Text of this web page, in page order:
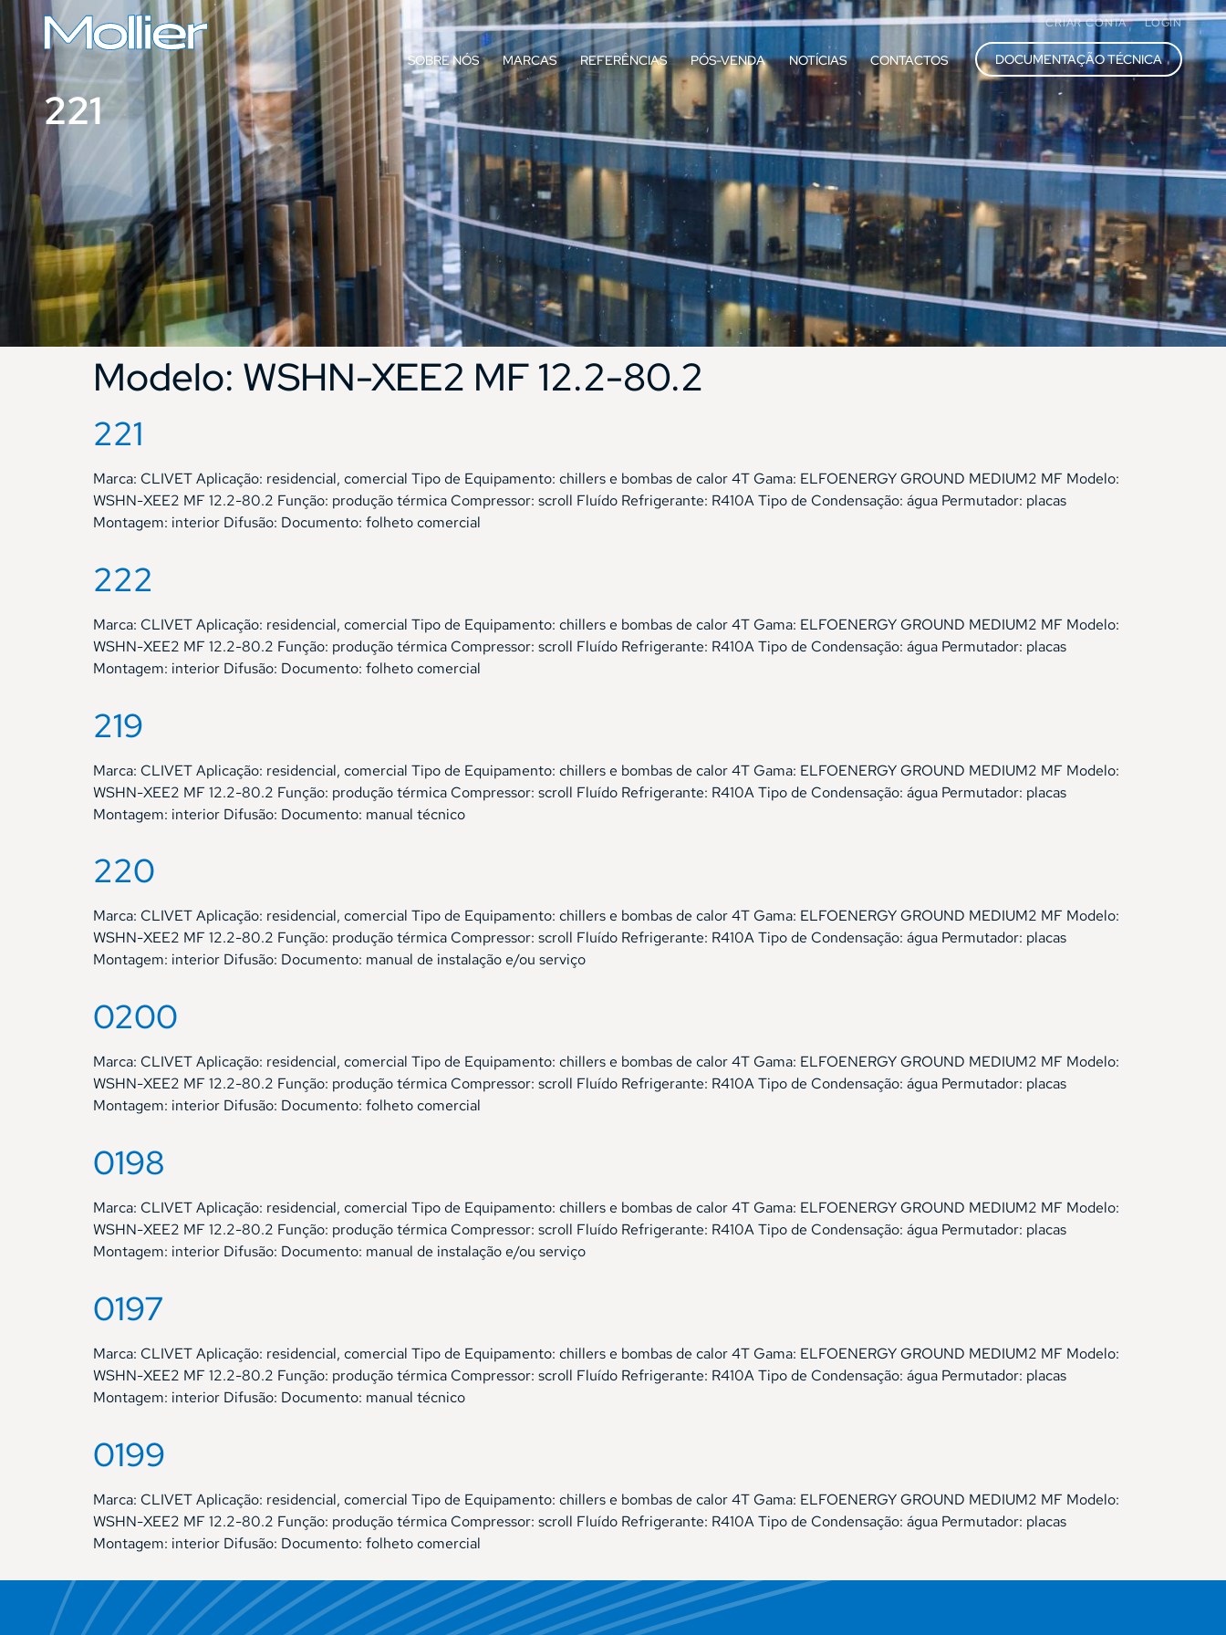
CRIAR CONTA LOGIN
SOBRE NÓS MARCAS REFERÊNCIAS PÓS-VENDA NOTÍCIAS CONTACTOS DOCUMENTAÇÃO TÉCNICA
221
Modelo: WSHN-XEE2 MF 12.2-80.2
221
Marca: CLIVET Aplicação: residencial, comercial Tipo de Equipamento: chillers e bombas de calor 4T Gama: ELFOENERGY GROUND MEDIUM2 MF Modelo:
WSHN-XEE2 MF 12.2-80.2 Função: produção térmica Compressor: scroll Fluído Refrigerante: R410A Tipo de Condensação: água Permutador: placas
Montagem: interior Difusão: Documento: folheto comercial
222
Marca: CLIVET Aplicação: residencial, comercial Tipo de Equipamento: chillers e bombas de calor 4T Gama: ELFOENERGY GROUND MEDIUM2 MF Modelo:
WSHN-XEE2 MF 12.2-80.2 Função: produção térmica Compressor: scroll Fluído Refrigerante: R410A Tipo de Condensação: água Permutador: placas
Montagem: interior Difusão: Documento: folheto comercial
219
Marca: CLIVET Aplicação: residencial, comercial Tipo de Equipamento: chillers e bombas de calor 4T Gama: ELFOENERGY GROUND MEDIUM2 MF Modelo:
WSHN-XEE2 MF 12.2-80.2 Função: produção térmica Compressor: scroll Fluído Refrigerante: R410A Tipo de Condensação: água Permutador: placas
Montagem: interior Difusão: Documento: manual técnico
220
Marca: CLIVET Aplicação: residencial, comercial Tipo de Equipamento: chillers e bombas de calor 4T Gama: ELFOENERGY GROUND MEDIUM2 MF Modelo:
WSHN-XEE2 MF 12.2-80.2 Função: produção térmica Compressor: scroll Fluído Refrigerante: R410A Tipo de Condensação: água Permutador: placas
Montagem: interior Difusão: Documento: manual de instalação e/ou serviço
0200
Marca: CLIVET Aplicação: residencial, comercial Tipo de Equipamento: chillers e bombas de calor 4T Gama: ELFOENERGY GROUND MEDIUM2 MF Modelo:
WSHN-XEE2 MF 12.2-80.2 Função: produção térmica Compressor: scroll Fluído Refrigerante: R410A Tipo de Condensação: água Permutador: placas
Montagem: interior Difusão: Documento: folheto comercial
0198
Marca: CLIVET Aplicação: residencial, comercial Tipo de Equipamento: chillers e bombas de calor 4T Gama: ELFOENERGY GROUND MEDIUM2 MF Modelo:
WSHN-XEE2 MF 12.2-80.2 Função: produção térmica Compressor: scroll Fluído Refrigerante: R410A Tipo de Condensação: água Permutador: placas
Montagem: interior Difusão: Documento: manual de instalação e/ou serviço
0197
Marca: CLIVET Aplicação: residencial, comercial Tipo de Equipamento: chillers e bombas de calor 4T Gama: ELFOENERGY GROUND MEDIUM2 MF Modelo:
WSHN-XEE2 MF 12.2-80.2 Função: produção térmica Compressor: scroll Fluído Refrigerante: R410A Tipo de Condensação: água Permutador: placas
Montagem: interior Difusão: Documento: manual técnico
0199
Marca: CLIVET Aplicação: residencial, comercial Tipo de Equipamento: chillers e bombas de calor 4T Gama: ELFOENERGY GROUND MEDIUM2 MF Modelo:
WSHN-XEE2 MF 12.2-80.2 Função: produção térmica Compressor: scroll Fluído Refrigerante: R410A Tipo de Condensação: água Permutador: placas
Montagem: interior Difusão: Documento: folheto comercial